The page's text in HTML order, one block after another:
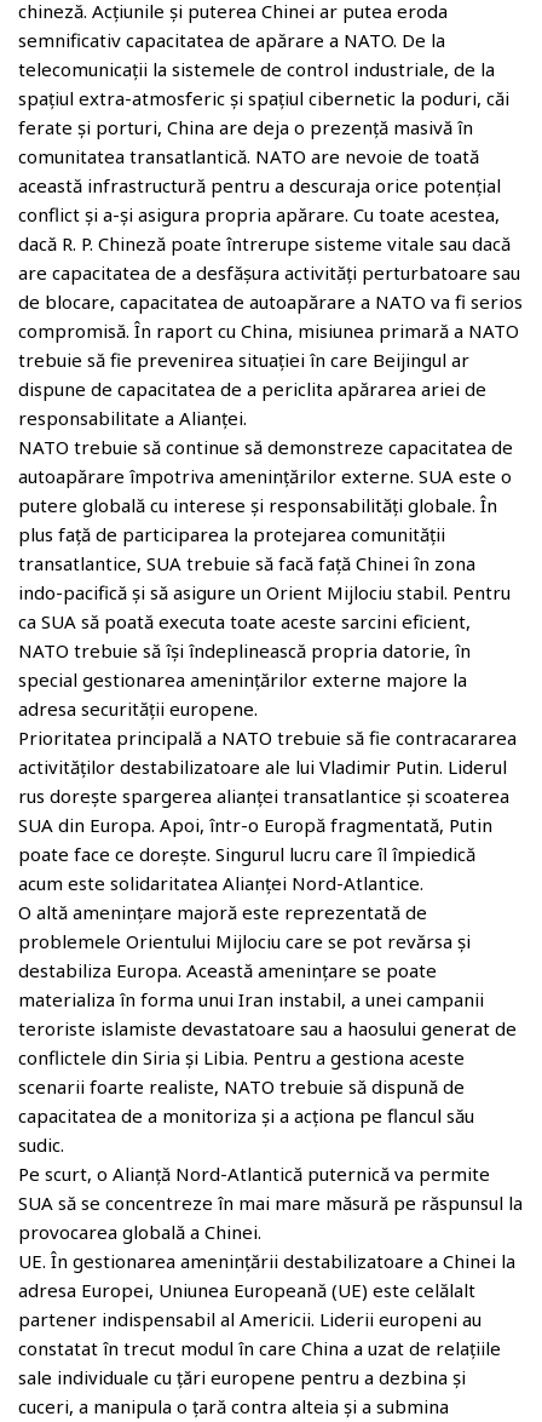
chineză. Acțiunile și puterea Chinei ar putea eroda
semnificativ capacitatea de apărare a NATO. De la
telecomunicații la sistemele de control industriale, de la
spațiul extra-atmosferic și spațiul cibernetic la poduri, căi
ferate și porturi, China are deja o prezență masivă în
comunitatea transatlantică. NATO are nevoie de toată
această infrastructură pentru a descuraja orice potențial
conflict și a-și asigura propria apărare. Cu toate acestea,
dacă R. P. Chineză poate întrerupe sisteme vitale sau dacă
are capacitatea de a desfășura activități perturbatoare sau
de blocare, capacitatea de autoapărare a NATO va fi serios
compromisă. În raport cu China, misiunea primară a NATO
trebuie să fie prevenirea situației în care Beijingul ar
dispune de capacitatea de a periclita apărarea ariei de
responsabilitate a Alianței.
NATO trebuie să continue să demonstreze capacitatea de
autoapărare împotriva amenințărilor externe. SUA este o
putere globală cu interese și responsabilități globale. În
plus față de participarea la protejarea comunității
transatlantice, SUA trebuie să facă față Chinei în zona
indo-pacifică și să asigure un Orient Mijlociu stabil. Pentru
ca SUA să poată executa toate aceste sarcini eficient,
NATO trebuie să își îndeplinească propria datorie, în
special gestionarea amenințărilor externe majore la
adresa securității europene.
Prioritatea principală a NATO trebuie să fie contracararea
activităților destabilizatoare ale lui Vladimir Putin. Liderul
rus dorește spargerea alianței transatlantice și scoaterea
SUA din Europa. Apoi, într-o Europă fragmentată, Putin
poate face ce dorește. Singurul lucru care îl împiedică
acum este solidaritatea Alianței Nord-Atlantice.
O altă amenințare majoră este reprezentată de
problemele Orientului Mijlociu care se pot revărsa și
destabiliza Europa. Această amenințare se poate
materializa în forma unui Iran instabil, a unei campanii
teroriste islamiste devastatoare sau a haosului generat de
conflictele din Siria și Libia. Pentru a gestiona aceste
scenarii foarte realiste, NATO trebuie să dispună de
capacitatea de a monitoriza și a acționa pe flancul său
sudic.
Pe scurt, o Alianță Nord-Atlantică puternică va permite
SUA să se concentreze în mai mare măsură pe răspunsul la
provocarea globală a Chinei.
UE. În gestionarea amenințării destabilizatoare a Chinei la
adresa Europei, Uniunea Europeană (UE) este celălalt
partener indispensabil al Americii. Liderii europeni au
constatat în trecut modul în care China a uzat de relațiile
sale individuale cu țări europene pentru a dezbina și
cuceri, a manipula o țară contra alteia și a submina